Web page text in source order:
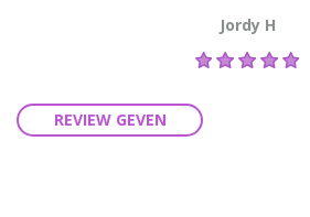
Jordy H
REVIEW GEVEN